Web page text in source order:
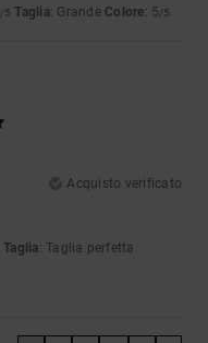
/5 Taglia: Grande Colore: 5/5
Acquisto verificato
Taglia: Taglia perfetta